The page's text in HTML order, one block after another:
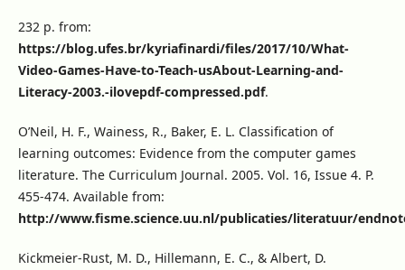
232 p. from:
https://blog.ufes.br/kyriafinardi/files/2017/10/What-
Video-Games-Have-to-Teach-usAbout-Learning-and-
Literacy-2003.-ilovepdf-compressed.pdf.
O’Neil, H. F., Wainess, R., Baker, E. L. Classification of
learning outcomes: Evidence from the computer games
literature. The Curriculum Journal. 2005. Vol. 16, Issue 4. P.
455-474. Available from:
http://www.fisme.science.uu.nl/publicaties/literatuur/
Kickmeier-Rust, M. D., Hillemann, E. C., & Albert, D.